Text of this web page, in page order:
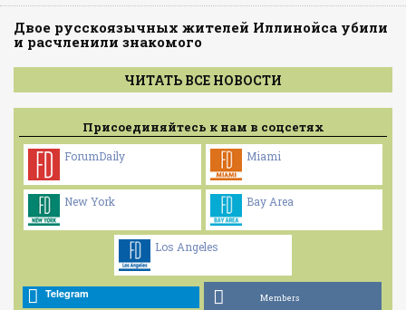
Двое русскоязычных жителей Иллинойса убили
и расчленили знакомого
ЧИТАТЬ ВСЕ НОВОСТИ
Присоединяйтесь к нам в соцсетях
ForumDaily Miami
New York Bay Area
Los Angeles
Telegram Members